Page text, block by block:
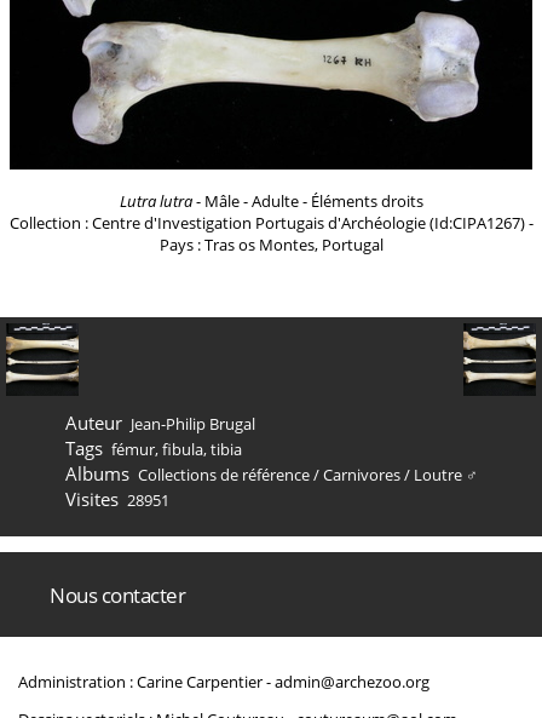
Lutra lutra- Mâle - Adulte - Éléments droits
Collection : Centre d'Investigation Portugais d'Archéologie (Id:CIPA1267) -
Pays : Tras os Montes, Portugal
Auteur Jean-Philip Brugal
Tags fémur,fibula,tibia
Albums Collections de référence/Carnivores/ Loutre ♂
Visites 28951
Nous contacter
Administration : Carine Carpentier -admin@archezoo.org